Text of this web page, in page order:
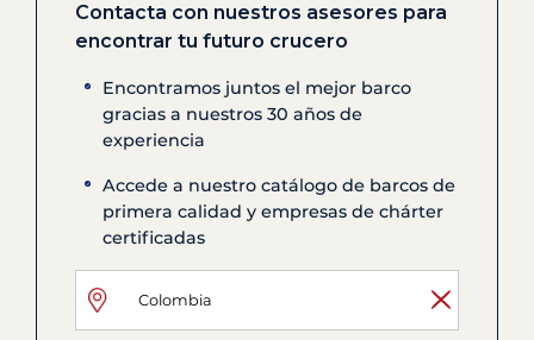
Contacta con nuestros asesores para
encontrar tu futuro crucero
Encontramos juntos el mejor barco
gracias a nuestros 30 años de
experiencia
Accede a nuestro catálogo de barcos de
primera calidad y empresas de chárter
certificadas